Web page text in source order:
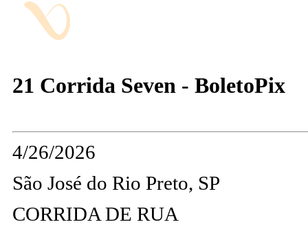
21 Corrida Seven - BoletoPix
4/26/2026
São José do Rio Preto, SP
CORRIDA DE RUA